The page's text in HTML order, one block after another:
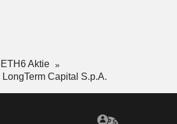
Aktie
Capital S.p.A.